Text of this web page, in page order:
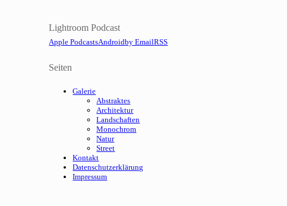
Lightroom Podcast
Apple PodcastsAndroidby EmailRSS
Seiten
Galerie
Abstraktes
Architektur
Landschaften
Monochrom
Natur
Street
Kontakt
Datenschutzerklärung
Impressum